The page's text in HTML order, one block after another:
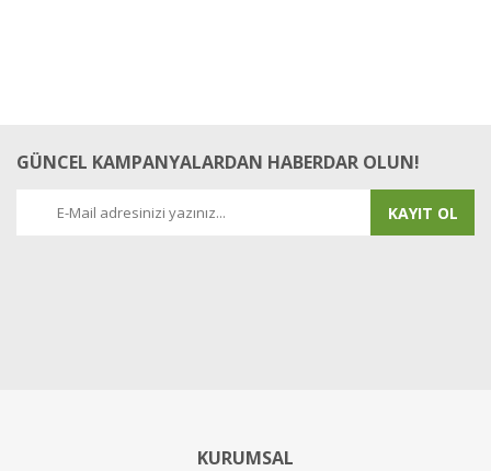
GÜNCEL KAMPANYALARDAN HABERDAR OLUN!
KAYIT OL
KURUMSAL